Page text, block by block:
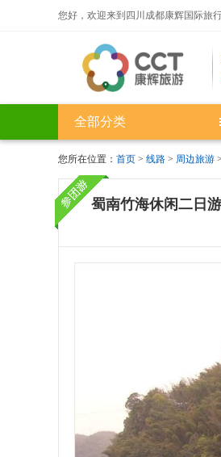
您好，欢迎来到四川成都康辉国际旅
全部分类
您所在位置： 首页 > 线路 > 周边旅游
蜀南竹海休闲二日游